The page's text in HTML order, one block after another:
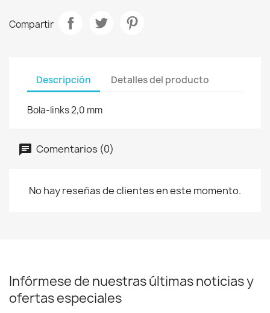
Compartir
Descripción Detalles del producto
Bola-links 2,0 mm
Comentarios (0)
No hay reseñas de clientes en este momento.
Infórmese de nuestras últimas noticias y
ofertas especiales